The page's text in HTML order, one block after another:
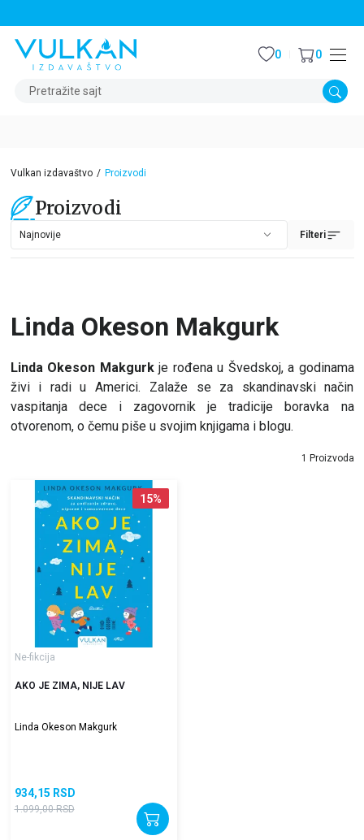
Pretražite sajt
0 0
Vulkan izdavaštvo Proizvodi
Proizvodi
Filteri
Linda Okeson Makgurk
Linda Okeson Makgurkje rođena u Švedskoj, a godinama
živi i radi u Americi. Zalaže se za skandinavski način
vaspitanja dece i zagovornik je tradicije boravka na
otvorenom, o čemu piše u svojim knjigama i blogu.
1 Proizvoda
15%
Ne-fikcija
AKO JE ZIMA, NIJE LAV
Linda Okeson Makgurk
934,15 RSD
1.099,00 RSD